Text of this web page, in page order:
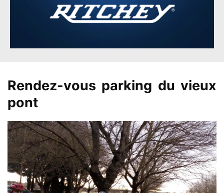
Rendez-vous parking du vieux
pont